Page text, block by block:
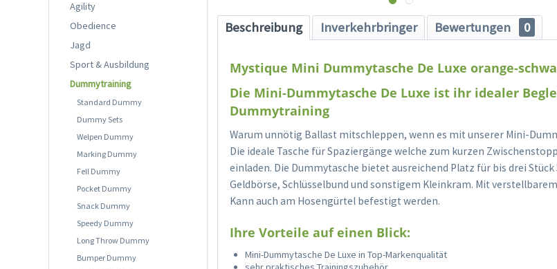
Agility
Obedience
Jagd
Sport & Ausbildung
Dummytraining
Standard Dummy
Dummy Sets
Welpen Dummy
Marking Dummy
Fell Dummy
Pocket Dummy
Snack Dummy
Speedy Dummy
Long Throw Dummy
Bumper Dummy
Beschreibung Inverkehrbringer Bewertungen 0
Mystique Mini Dummytasche De Luxe orange-
Die Mini-Dummytasche De Luxe ist ihr idealer
Dummytraining
Warum unnötig Ballast mitschleppen, wenn es mit unserer Mini-
Die ideale Tasche für Spaziergänge welche zum kurzen
einladen. Die Dummytasche bietet ausreichend Platz für bis drei
Geldbörse, Schlüsselbund und sonstigem Kleinkram. Mit
Kann auch am Hosengürtel befestigt werden.
Ihre Vorteile auf einen Blick:
Mini-Dummytasche De Luxe in Top-Markenqualität